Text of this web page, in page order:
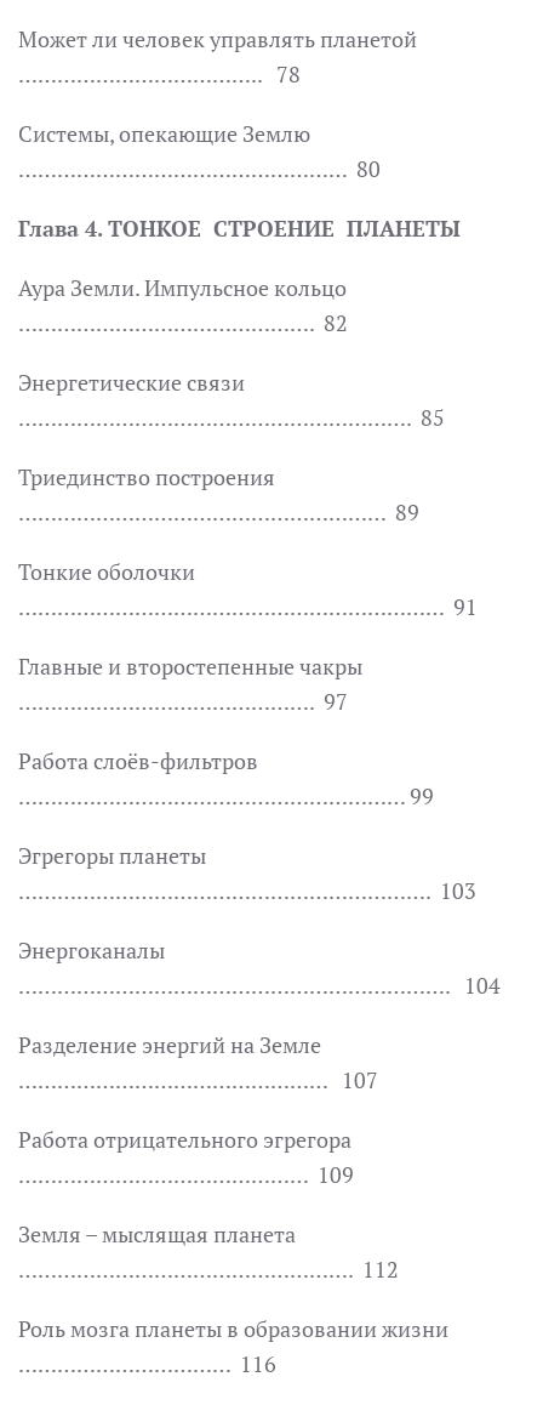
Может ли человек управлять планетой
……………………………….. 78
Системы, опекающие Землю
…………………………………………… 80
Глава 4. ТОНКОЕ СТРОЕНИЕ ПЛАНЕТЫ
Аура Земли. Импульсное кольцо
………………………………………. 82
Энергетические связи
……………………………………………………. 85
Триединство построения
………………………………………………… 89
Тонкие оболочки
………………………………………………………… 91
Главные и второстепенные чакры
………………………………………. 97
Работа слоёв-фильтров
…………………………………………………… 99
Эгрегоры планеты
………………………………………………………. 103
Энергоканалы
…………………………………………………………. 104
Разделение энергий на Земле
………………………………………… 107
Работа отрицательного эгрегора
……………………………………… 109
Земля – мыслящая планета
……………………………………………. 112
Роль мозга планеты в образовании жизни
…………………………… 116